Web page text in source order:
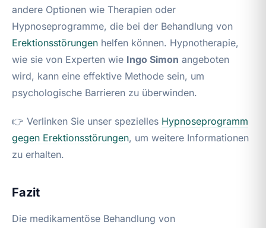
andere Optionen wie Therapien oder
Hypnoseprogramme, die bei der Behandlung von
Erektionsstörungen helfen können. Hypnotherapie,
wie sie von Experten wie Ingo Simon angeboten
wird, kann eine effektive Methode sein, um
psychologische Barrieren zu überwinden.
👉 Verlinken Sie unser spezielles Hypnoseprogramm
gegen Erektionsstörungen, um weitere Informationen
zu erhalten.
Fazit
Die medikamentöse Behandlung von